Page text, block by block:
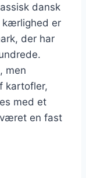
dansk
kærlighed er
der har
men
kartofler,
med et
en fast